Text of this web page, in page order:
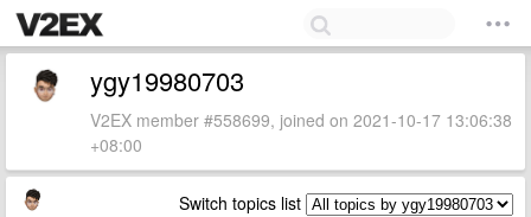
ygy19980703
V2EX member #558699, joined on 2021-10-17 13:06:38
+08:00
Switch topics list